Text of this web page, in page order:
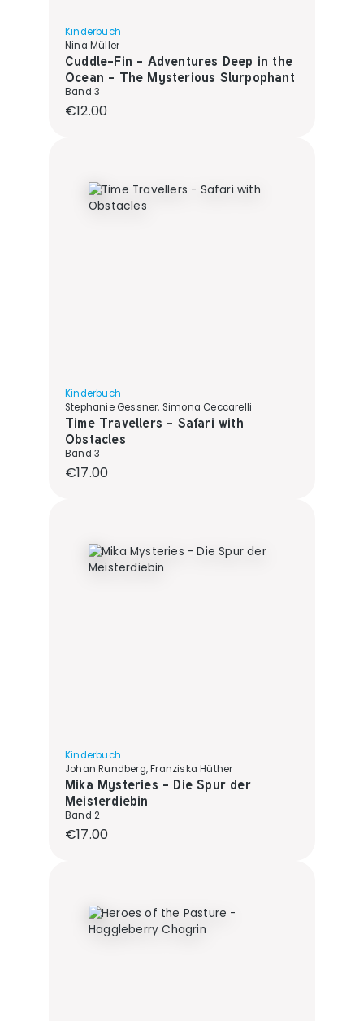
Kinderbuch
Nina Müller
Cuddle-Fin - Adventures Deep in the
Ocean - The Mysterious Slurpophant
Band 3
Regular price:
€12.00
Kinderbuch
Stephanie Gessner, Simona Ceccarelli
Time Travellers - Safari with
Obstacles
Band 3
Regular price:
€17.00
Kinderbuch
Johan Rundberg, Franziska Hüther
Mika Mysteries - Die Spur der
Meisterdiebin
Band 2
Regular price:
€17.00